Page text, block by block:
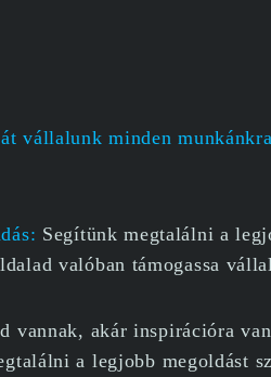
vállalunk minden munkánkra
Segítünk megtalálni a
valóban támogassa
vannak, akár inspirációra van
a legjobb megoldást